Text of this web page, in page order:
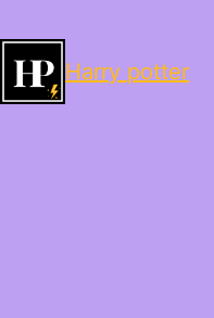
Harry potter